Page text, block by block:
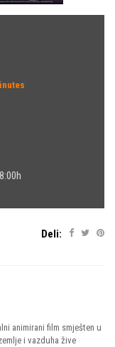
Deli:
animirani film smješten u
i vazduha žive